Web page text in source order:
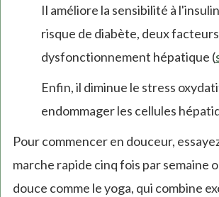
Il améliore la sensibilité à
risque de diabète, deux
dysfonctionnement hépatique (
Enfin, il diminue le stress
endommager les cellules
Pour commencer en douceur,
marche rapide cinq fois par semaine
douce comme le yoga, qui combine